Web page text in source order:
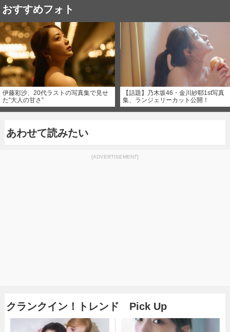
おすすめフォト
伊藤彩沙、20代ラストの写真集で見せ
た“大人の甘さ”
【話題】乃木坂46・金川紗耶1st写真
集、ランジェリーカット公開！
あわせて読みたい
[ADVERTISEMENT]
クランクイン！トレンド Pick Up